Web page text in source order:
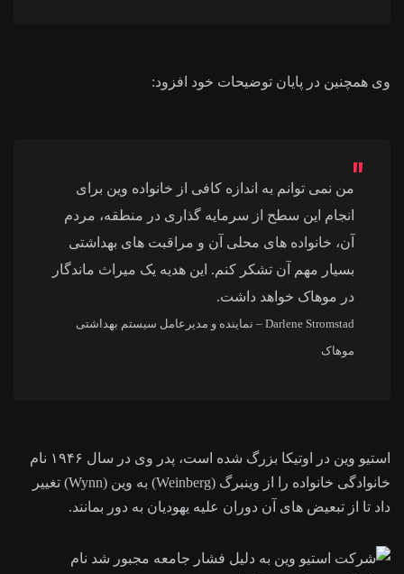
وی همچنین در پایان توضیحات خود افزود:
من نمی توانم به اندازه کافی از خانواده وین برای
انجام این سطح از سرمایه گذاری در منطقه، مردم
آن، خانواده های محلی آن و مراقبت های بهداشتی
بسیار مهم آن تشکر کنم. این هدیه یک میراث ماندگار
در موهاک خواهد داشت.
Darlene Stromstad – نماینده و مدیرعامل سیستم بهداشتی
موهاک
استیو وین در اوتیکا بزرگ شده است، پدر وی در سال ۱۹۴۶ نام
خانوادگی خانواده را از وینبرگ (Weinberg) به وین (Wynn) تغییر
داد تا از تبعیض های آن دوران علیه یهودیان به دور بمانند.